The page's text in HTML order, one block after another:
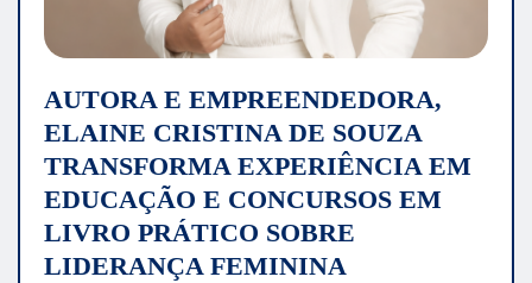
AUTORA E EMPREENDEDORA,
ELAINE CRISTINA DE SOUZA
TRANSFORMA EXPERIÊNCIA EM
EDUCAÇÃO E CONCURSOS EM
LIVRO PRÁTICO SOBRE
LIDERANÇA FEMININA